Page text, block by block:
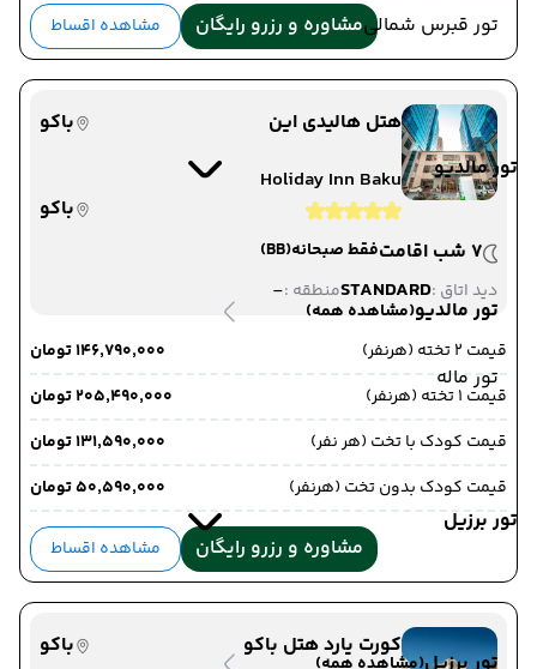
تور قبرس شمالی
تور مالدیو
تور مالدیو(مشاهده همه)
تور ماله
تور برزیل
مشاوره و رزرو رایگان مشاهده اقساط
هتل هالیدی این
باکو
Holiday Inn Baku
باکو
7 شب اقامت
فقط صبحانه(BB)
دید اتاق :STANDARDمنطقه :-
قیمت 2 تخته (هرنفر)
۱۴۶٬۷۹۰٬۰۰۰ تومان
قیمت 1 تخته (هرنفر)
۲۰۵٬۴۹۰٬۰۰۰ تومان
قیمت کودک با تخت (هر نفر)
۱۳۱٬۵۹۰٬۰۰۰ تومان
قیمت کودک بدون تخت (هرنفر)
۵۰٬۵۹۰٬۰۰۰ تومان
مشاوره و رزرو رایگان مشاهده اقساط
کورت یارد هتل باکو
باکو